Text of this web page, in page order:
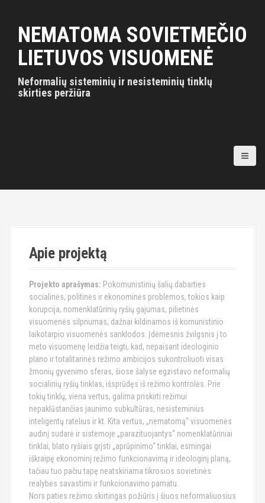
NEMATOMA SOVIETMEČIO
LIETUVOS VISUOMENĖ
Neformalių sisteminių ir nesisteminių tinklų
skirties peržiūra
Apie projektą
Projekto aprašymas: Pokomunistinių šalių dabarties
socialinės, politinės ir ekonominės problemos, tokios kaip
korupcija, nomenklatūrinių ryšių gajumas, pilietinės
visuomenės silpnumas, dažnai kildinamos iš komunistinio
laikotarpio visuomenės sanklodos. Įdėmesnis žvilgsnis į to
meto visuomenę leidžia teigti, kad, nepaisant ideologinio
plano ir totalitarinės režimo ambicijos sukontroliuoti visas
žmonių gyvenimo sferas, šiose šalyse egzistavo neformalių
socialinių ryšių tinklas, išsprūdęs iš režimo kontrolės. Prie
tokių tinklų, viena vertus, galima priskirti režimui
nepaklūstančias jaunimo subkultūras, nesisteminius
inteligentų ratelius ir kt. Kita vertus, „nematomą“ visuomenės
audinį sudarė ir sistemoje „parazituojantys“ nomenklatūriniai
tinklai, blato ryšiais grįsti „aprūpinimo“ tinklai, esmingai
iškraipę ekonominį režimo funkcionavimą ir ideologinį planą,
tačiau tuo pačiu tapę neatskiriama tikrosios sovietinės
realybės savastimi ir funkcionavimo pamatu.
Nors paties režimo skirtingas požiūris į šiuos neformaliuosius